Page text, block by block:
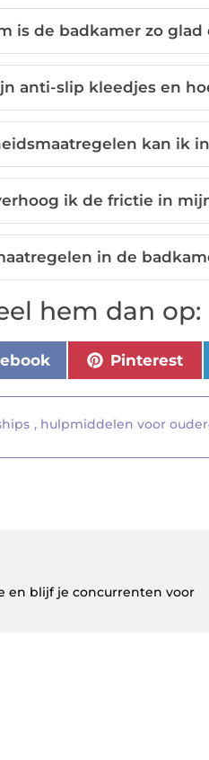
is de badkamer zo glad
anti-slip kleedjes en
kan ik
ik de frictie in
in de
hem dan op:
Pinterest
, hulpmiddelen voor
en blijf je concurrenten voor